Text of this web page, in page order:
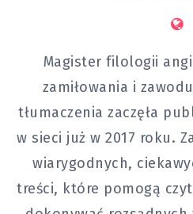
Magister filologii
zamiłowania i
tłumaczenia zaczęła
w sieci już w 2017 roku.
wiarygodnych,
treści, które pomogą